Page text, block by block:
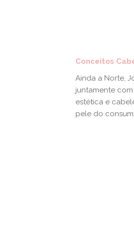
Conceitos
Ainda a Norte,
juntamente
estética e
pele do